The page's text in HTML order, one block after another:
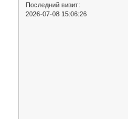
Последний визит:
2026-07-08 15:06:26